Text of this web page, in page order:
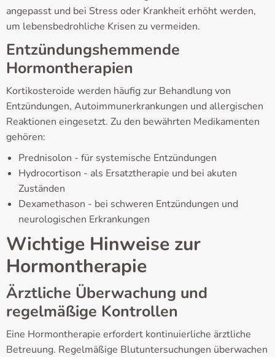
angepasst und bei Stress oder Krankheit erhöht werden,
um lebensbedrohliche Krisen zu vermeiden.
Entzündungshemmende
Hormontherapien
Kortikosteroide werden häufig zur Behandlung von
Entzündungen, Autoimmunerkrankungen und allergischen
Reaktionen eingesetzt. Zu den bewährten Medikamenten
gehören:
Prednisolon - für systemische Entzündungen
Hydrocortison - als Ersatztherapie und bei akuten
Zuständen
Dexamethason - bei schweren Entzündungen und
neurologischen Erkrankungen
Wichtige Hinweise zur
Hormontherapie
Ärztliche Überwachung und
regelmäßige Kontrollen
Eine Hormontherapie erfordert kontinuierliche ärztliche
Betreuung. Regelmäßige Blutuntersuchungen überwachen